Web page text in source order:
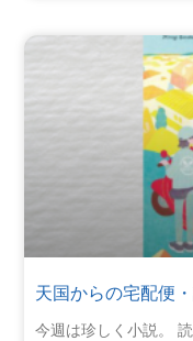
天国からの宅配便
今週は珍しく小説。